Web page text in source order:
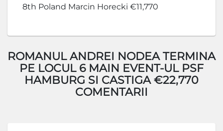
8th Poland Marcin Horecki €11,770
ROMANUL ANDREI NODEA TERMINA
PE LOCUL 6 MAIN EVENT-UL PSF
HAMBURG SI CASTIGA €22,770
COMENTARII